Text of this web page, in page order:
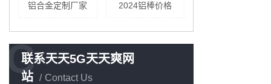
铝合金定制厂家 2024铝棒价格
联系天天5G天天爽网
站
Contact Us
C